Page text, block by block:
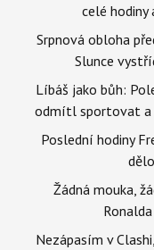
celé hodiny
Srpnová obloha
Slunce
Líbáš jako bůh:
odmítl sportovat a
Poslední hodiny
Žádná mouka,
Nezápasím v